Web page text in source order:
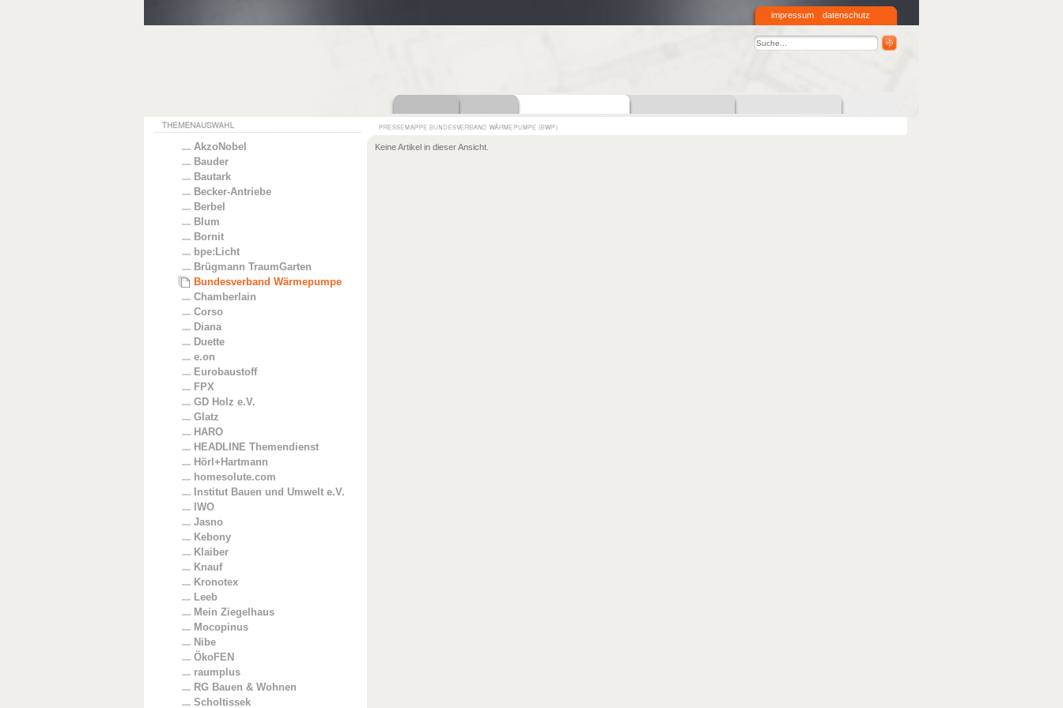
impressum datenschutz
AkzoNobel
Bauder
Bautark
Becker-Antriebe
Berbel
Blum
Bornit
bpe:Licht
Brügmann TraumGarten
Bundesverband Wärmepumpe
Chamberlain
Corso
Diana
Duette
e.on
Eurobaustoff
FPX
GD Holz e.V.
Glatz
HARO
HEADLINE Themendienst
Hörl+Hartmann
homesolute.com
Institut Bauen und Umwelt e.V.
IWO
Jasno
Kebony
Klaiber
Knauf
Kronotex
Leeb
Mein Ziegelhaus
Mocopinus
Nibe
ÖkoFEN
raumplus
RG Bauen & Wohnen
Scholtissek
Keine Artikel in dieser Ansicht.